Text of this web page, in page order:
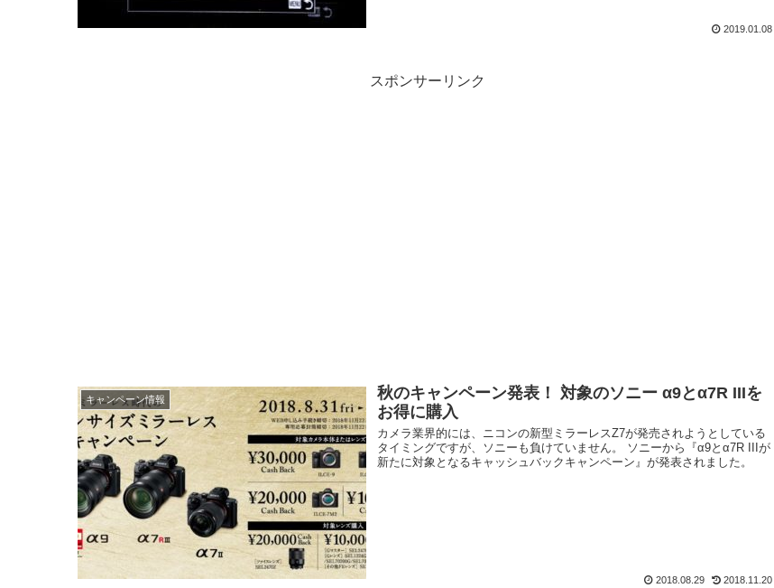
2019.01.08
スポンサーリンク
キャンペーン情報
秋のキャンペーン発表！ 対象のソニー α9とα7R IIIを
お得に購入
カメラ業界的には、ニコンの新型ミラーレスZ7が発売されようとしている
タイミングですが、ソニーも負けていません。 ソニーから『α9とα7R IIIが
新たに対象となるキャッシュバックキャンペーン』が発表されました。
2018.08.29 2018.11.20